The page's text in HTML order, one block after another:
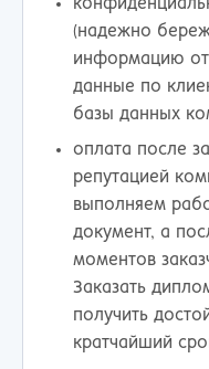
(надежно
информацию
данные по
базы данных
оплата после
репутацией
выполняем
документ, а
моментов
Заказать
получить
кратчайший